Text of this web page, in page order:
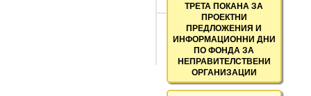
ТРЕТА ПОКАНА ЗА
ПРОЕКТНИ
ПРЕДЛОЖЕНИЯ И
ИНФОРМАЦИОННИ ДНИ
ПО ФОНДА ЗА
НЕПРАВИТЕЛСТВЕНИ
ОРГАНИЗАЦИИ